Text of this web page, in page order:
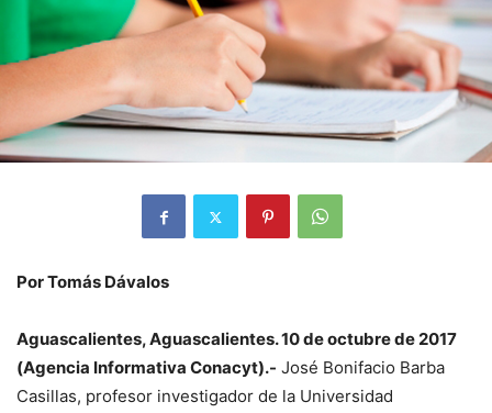
Por Tomás Dávalos
Aguascalientes, Aguascalientes. 10 de octubre de 2017
(Agencia Informativa Conacyt).- José Bonifacio Barba
Casillas, profesor investigador de la Universidad